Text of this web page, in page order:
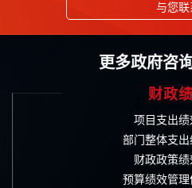
与您联
更多政府咨
财政
项目支出绩
部门整体支出
财政政策绩
预算绩效管